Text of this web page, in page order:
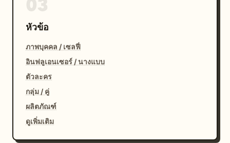
หัวข้อ
ภาพบุคคล / เซลฟี่
อินฟลูเอนเซอร์ / นางแบบ
ตัวละคร
กลุ่ม / คู่
ผลิตภัณฑ์
ดูเพิ่มเติม